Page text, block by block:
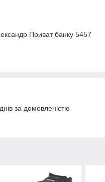
Приват банку 5457
за домовленістю